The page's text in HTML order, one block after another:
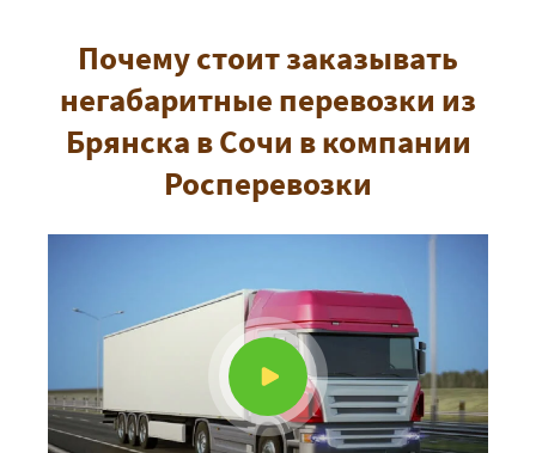
Почему стоит заказывать
негабаритные перевозки из
Брянска в Сочи в компании
Росперевозки